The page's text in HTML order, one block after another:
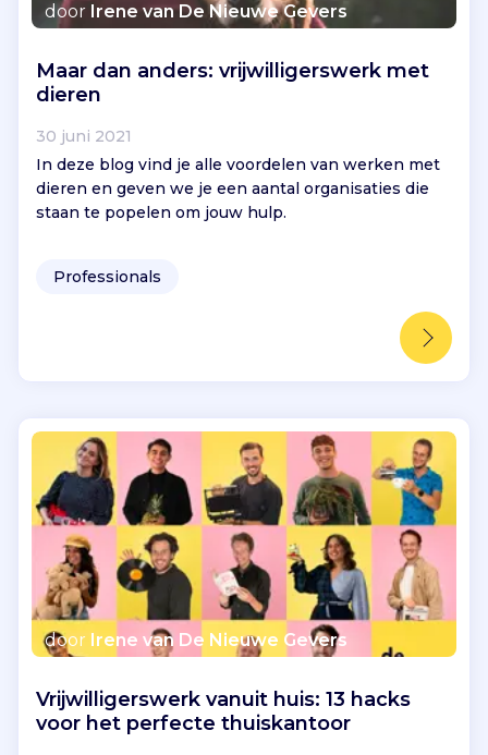
door Irene van De Nieuwe Gevers
Maar dan anders: vrijwilligerswerk met
dieren
30 juni 2021
In deze blog vind je alle voordelen van werken met
dieren en geven we je een aantal organisaties die
staan te popelen om jouw hulp.
Professionals
door Irene van De Nieuwe Gevers
Vrijwilligerswerk vanuit huis: 13 hacks
voor het perfecte thuiskantoor